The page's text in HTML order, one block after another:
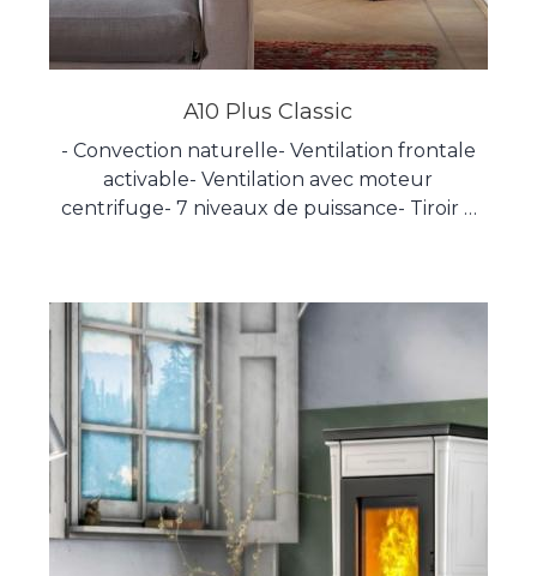
A10 Plus Classic
- Convection naturelle- Ventilation frontale
activable- Ventilation avec moteur
centrifuge- 7 niveaux de puissance- Tiroir à
céramique 5mm- Produit hermétique-
Canalisation simple- 100% fabriqué en Italie-
Contrôle automatique de la combustion
(NCS)- Brasier autonettoyant- Logiciel
Elemento- Système de nettoyage de vitres-
Motoréducteur sans balais (NBT)-
Télécommande radio avec fonction
thermostat Dessins techniques de l'appareil